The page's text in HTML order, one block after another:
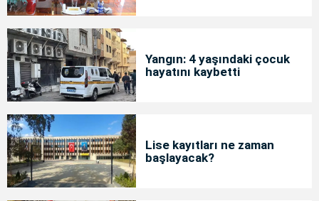
Yangın: 4 yaşındaki çocuk
hayatını kaybetti
Lise kayıtları ne zaman
başlayacak?